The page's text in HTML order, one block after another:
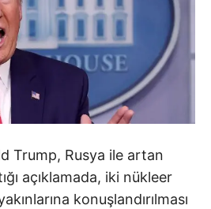
Trump, Rusya ile artan
açıklamada, iki nükleer
konuşlandırılması